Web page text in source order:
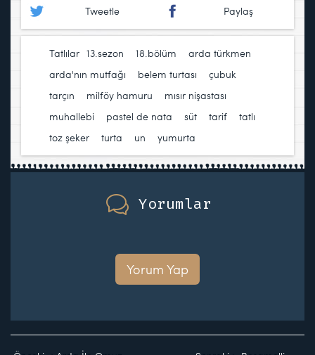
Tweetle Paylaş
Tatlılar 13.sezon 18.bölüm arda türkmen
arda'nın mutfağı
belem turtası
çubuk
tarçın
milföy hamuru mısır nişastası
muhallebi
pastel de nata süt tarif tatlı
toz şeker
turta un yumurta
Yorumlar
Yorum Yap